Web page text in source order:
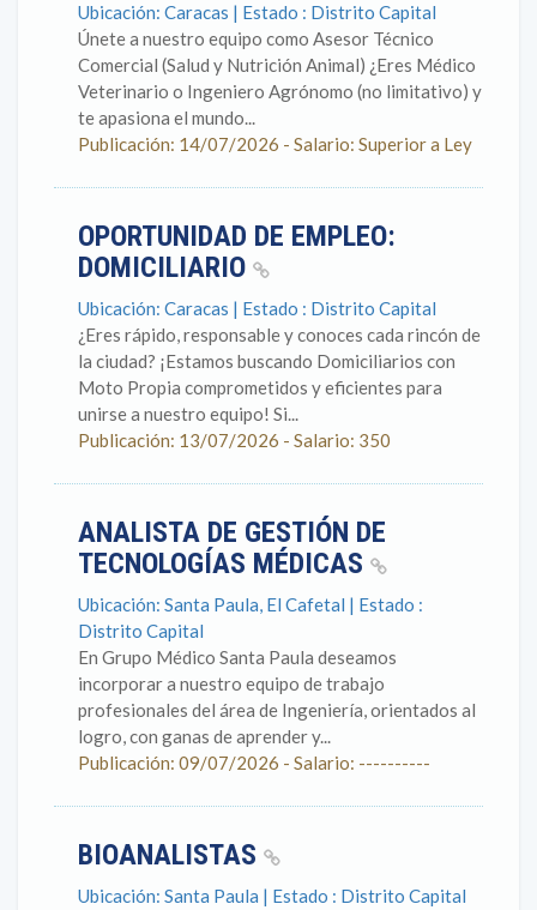
Ubicación: Caracas | Estado : Distrito Capital
Únete a nuestro equipo como Asesor Técnico
Comercial (Salud y Nutrición Animal) ¿Eres Médico
Veterinario o Ingeniero Agrónomo (no limitativo) y
te apasiona el mundo...
Publicación: 14/07/2026 - Salario: Superior a Ley
OPORTUNIDAD DE EMPLEO:
DOMICILIARIO
Ubicación: Caracas | Estado : Distrito Capital
¿Eres rápido, responsable y conoces cada rincón de
la ciudad? ¡Estamos buscando Domiciliarios con
Moto Propia comprometidos y eficientes para
unirse a nuestro equipo! Si...
Publicación: 13/07/2026 - Salario: 350
ANALISTA DE GESTIÓN DE
TECNOLOGÍAS MÉDICAS
Ubicación: Santa Paula, El Cafetal | Estado :
Distrito Capital
En Grupo Médico Santa Paula deseamos
incorporar a nuestro equipo de trabajo
profesionales del área de Ingeniería, orientados al
logro, con ganas de aprender y...
Publicación: 09/07/2026 - Salario: ----------
BIOANALISTAS
Ubicación: Santa Paula | Estado : Distrito Capital